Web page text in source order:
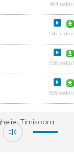
484 redări
547 redări
538 redări
529 redări
Timisoara